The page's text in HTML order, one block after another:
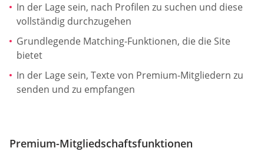
In der Lage sein, nach Profilen zu suchen und diese
vollständig durchzugehen
Grundlegende Matching-Funktionen, die die Site
bietet
In der Lage sein, Texte von Premium-Mitgliedern zu
senden und zu empfangen
Premium-Mitgliedschaftsfunktionen